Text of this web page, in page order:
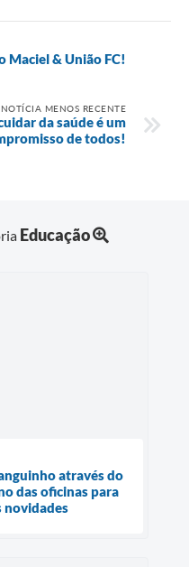
Maciel & União FC!
NOTÍCIA MENOS RECENTE
da saúde é um
de todos!
Educação
através do
das oficinas para
novidades